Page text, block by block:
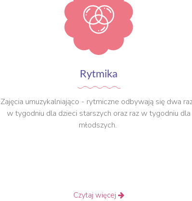
Rytmika
Zajęcia umuzykalniająco - rytmiczne odbywają się dwa
w tygodniu dla dzieci starszych oraz raz w tygodniu dla
młodszych.
Czytaj więcej